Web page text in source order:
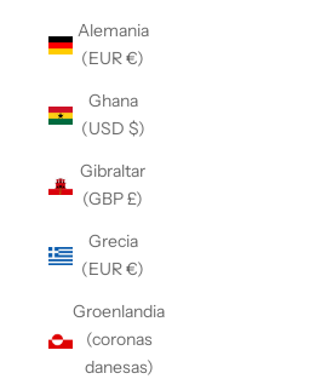
Alemania
(EUR €)
Ghana
(USD $)
Gibraltar
(GBP £)
Grecia
(EUR €)
Groenlandia
(coronas
danesas)